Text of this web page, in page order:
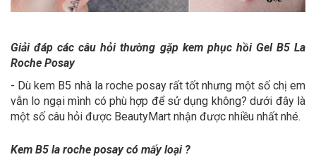
Giải đáp các câu hỏi thường gặp kem phục hồi Gel B5 La
Roche Posay
- Dù kem B5 nhà la roche posay rất tốt nhưng một số chị em
vẫn lo ngại mình có phù hợp để sử dụng không? dưới đây là
một số câu hỏi được BeautyMart nhận được nhiều nhất nhé.
Kem B5 la roche posay có mấy loại ?